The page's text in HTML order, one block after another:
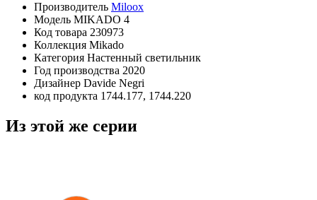
Производитель Miloox
Модель MIKADO 4
Код товара 230973
Коллекция Mikado
Категория Настенный светильник
Год производства 2020
Дизайнер Davide Negri
код продукта 1744.177, 1744.220
Из этой же серии